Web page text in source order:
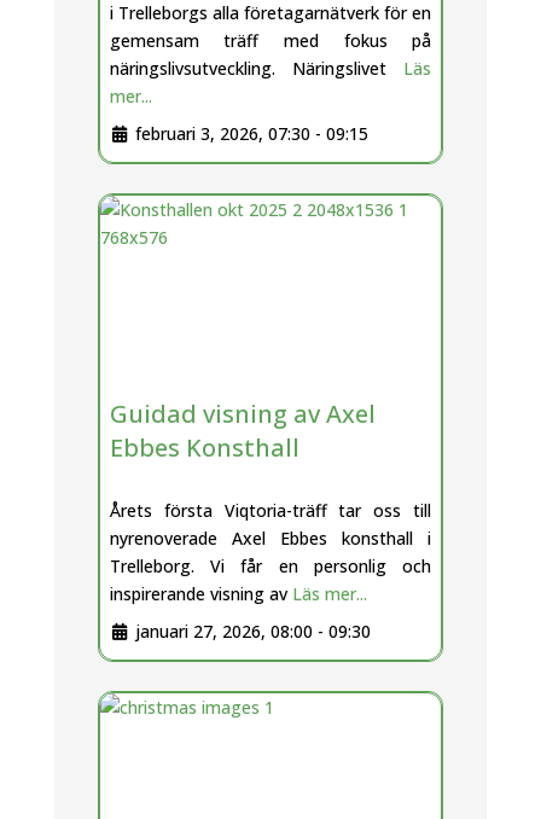
i Trelleborgs alla företagarnätverk för en
gemensam träff med fokus på
näringslivsutveckling. Näringslivet Läs
mer...
februari 3, 2026, 07:30 - 09:15
Guidad visning av Axel
Ebbes Konsthall
Årets första Viqtoria-träff tar oss till
nyrenoverade Axel Ebbes konsthall i
Trelleborg. Vi får en personlig och
inspirerande visning av Läs mer...
januari 27, 2026, 08:00 - 09:30